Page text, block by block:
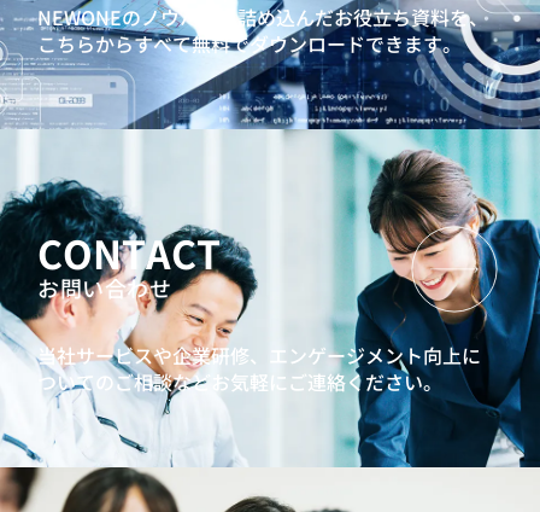
NEWONEのノウハウを詰め込んだお役立ち資料を、
こちらからすべて無料でダウンロードできます。
CONTACT
お問い合わせ
当社サービスや企業研修、エンゲージメント向上に
ついてのご相談などお気軽にご連絡ください。